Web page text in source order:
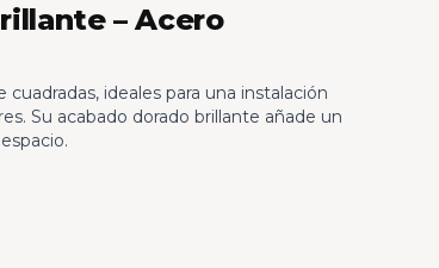
– Acero
ideales para una instalación
Su acabado dorado brillante añade un